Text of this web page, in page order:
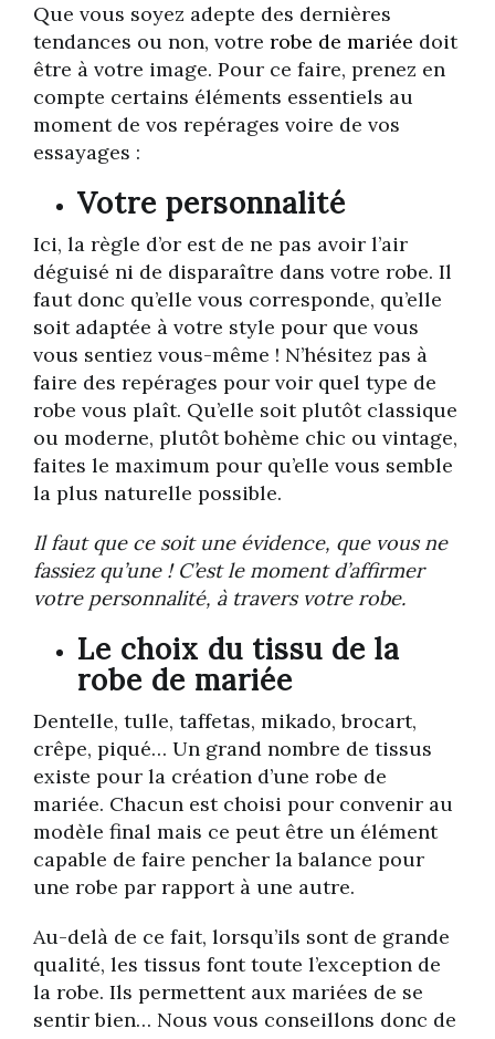
Que vous soyez adepte des dernières
tendances ou non, votre robe de mariée doit
être à votre image. Pour ce faire, prenez en
compte certains éléments essentiels au
moment de vos repérages voire de vos
essayages :
Votre personnalité
Ici, la règle d’or est de ne pas avoir l’air
déguisé ni de disparaître dans votre robe. Il
faut donc qu’elle vous corresponde, qu’elle
soit adaptée à votre style pour que vous
vous sentiez vous-même ! N’hésitez pas à
faire des repérages pour voir quel type de
robe vous plaît. Qu’elle soit plutôt classique
ou moderne, plutôt bohème chic ou vintage,
faites le maximum pour qu’elle vous semble
la plus naturelle possible.
Il faut que ce soit une évidence, que vous ne
fassiez qu’une ! C’est le moment d’affirmer
votre personnalité, à travers votre robe.
Le choix du tissu de la
robe de mariée
Dentelle, tulle, taffetas, mikado, brocart,
crêpe, piqué… Un grand nombre de tissus
existe pour la création d’une robe de
mariée. Chacun est choisi pour convenir au
modèle final mais ce peut être un élément
capable de faire pencher la balance pour
une robe par rapport à une autre.
Au-delà de ce fait, lorsqu’ils sont de grande
qualité, les tissus font toute l’exception de
la robe. Ils permettent aux mariées de se
sentir bien… Nous vous conseillons donc de